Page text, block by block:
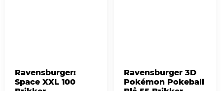
Ravensburger:
Space XXL 100
Ravensburger 3D
Pokémon Pokeball